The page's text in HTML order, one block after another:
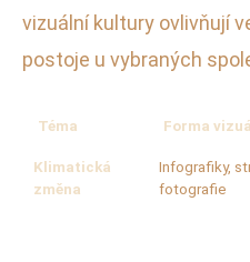
vizuální kultury ovlivňují
postoje u vybraných
Téma Forma
Klimatická
změna
Infografiky,
fotografie